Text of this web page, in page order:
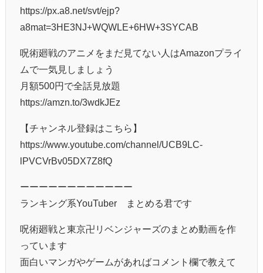
https://px.a8.net/svt/ejp?
a8mat=3HE3NJ+WQWLE+6HW+3SYCAB
呪術廻戦のアニメをまだ見てない人はAmazonプライ
ムで一気見しましょう
月額500円で全話見放題
https://amzn.to/3wdkJEz
【チャンネル登録はこちら】
https://www.youtube.com/channel/UCB9LC-
lPVCVrBv05DX7Z8fQ
ーーーーーーーーーーーー
ランキング系YouTuber まとめる君です
呪術廻戦と東京卍リベンジャーズのまとめ動画を作
っています
面白いマンガやゲームがあればコメント欄で教えて